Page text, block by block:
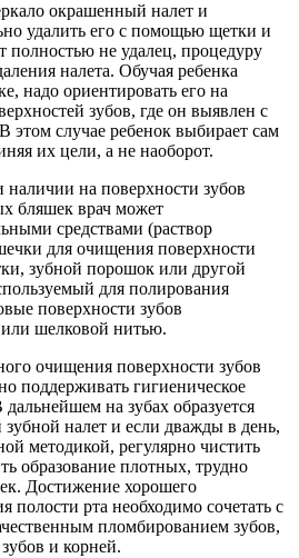
окрашенный налет и
удалить его с помощью щетки и
полностью не удалец, процедуру
налета. Обучая ребенка
надо ориентировать его на
зубов, где он выявлен с
случае ребенок выбирает сам
их цели, а не наоборот.
на поверхности зубов
бляшек врач может
средствами (раствор
для очищения поверхности
зубной порошок или другой
для полирования
поверхности зубов
шелковой нитью.
очищения поверхности зубов
поддерживать гигиеническое
на зубах образуется
налет и если дважды в день,
методикой, регулярно чистить
образование плотных, трудно
Достижение хорошего
полости рта необходимо сочетать с
пломбированием зубов,
и корней.